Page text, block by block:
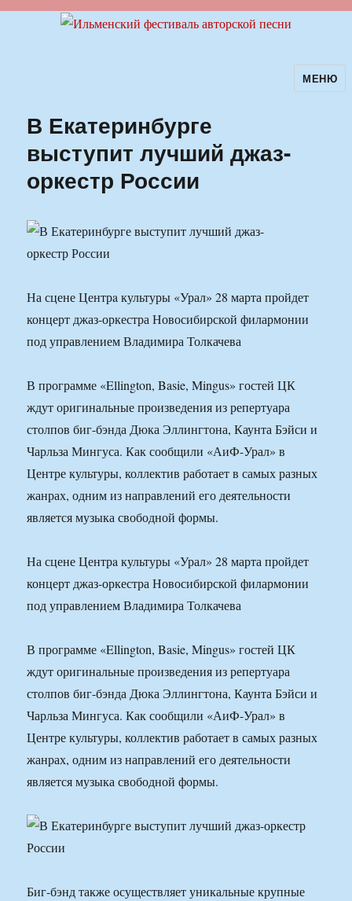
Ильменский фестиваль авторскойМЕНЮ
В Екатеринбурге
выступит лучший джаз-
оркестр России
На сцене Центрa культуры «Урал» 28 марта пройдет
концерт джаз-оркестра Новосибирской филармонии
под управлением Владимира Толкачева
В программе «Ellington, Basie, Mingus» гостей ЦК
ждут оригинальные произведения из репертуара
столпов биг-бэнда Дюка Эллингтона, Каунта Бэйси и
Чарльза Мингуса. Как сообщили «АиФ-Урал» в
Центре культуры, коллектив работает в самых разных
жанрах, одним из направлений его деятельности
является музыка свободной формы.
На сцене Центрa культуры «Урал» 28 марта пройдет
концерт джаз-оркестра Новосибирской филармонии
под управлением Владимира Толкачева
В программе «Ellington, Basie, Mingus» гостей ЦК
ждут оригинальные произведения из репертуара
столпов биг-бэнда Дюка Эллингтона, Каунта Бэйси и
Чарльза Мингуса. Как сообщили «АиФ-Урал» в
Центре культуры, коллектив работает в самых разных
жанрах, одним из направлений его деятельности
является музыка свободной формы.
Биг-бэнд также осуществляет уникальные крупные